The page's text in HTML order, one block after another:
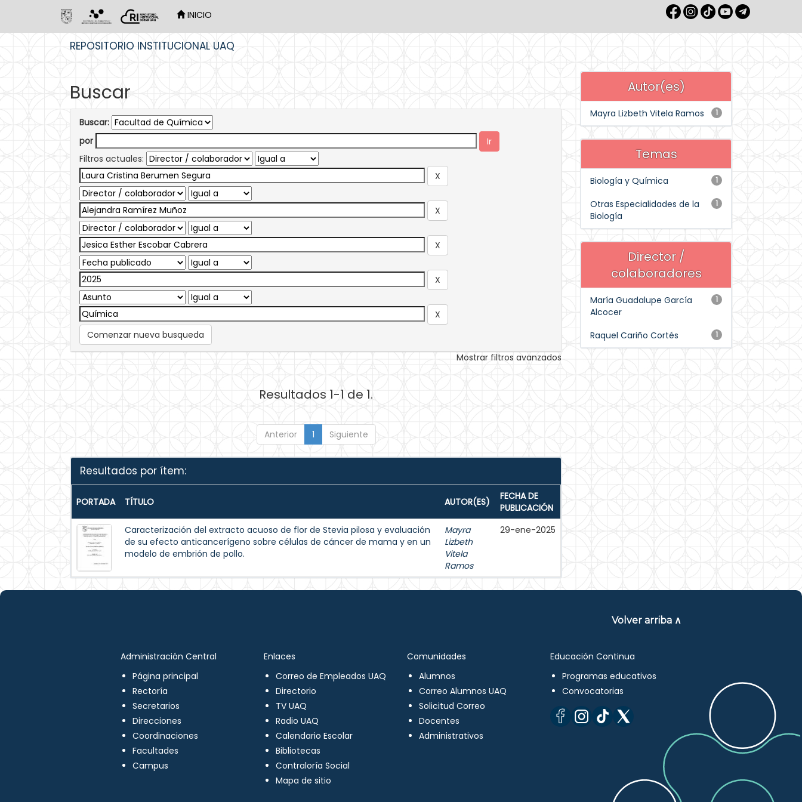
INICIO
REPOSITORIO INSTITUCIONAL UAQ
Buscar
Buscar:
por
Filtros actuales:
Comenzar nueva busqueda
Mostrar filtros avanzados
Resultados 1-1 de 1.
Anterior 1 Siguiente
Resultados por ítem:
PORTADA TÍTULO AUTOR(ES)
FECHA DE
PUBLICACIÓN
Caracterización del extracto acuoso de flor de Stevia pilosa y evaluación
de su efecto anticancerígeno sobre células de cáncer de mama y en un
modelo de embrión de pollo.
Mayra
Lizbeth
Vitela
Ramos
29-ene-2025
Autor(es)
1
Mayra Lizbeth Vitela Ramos
Temas
1
Biología y Química
1
Otras Especialidades de la
Biología
Director /
colaboradores
1
María Guadalupe García
Alcocer
1
Raquel Cariño Cortés
Volver arriba ∧
Administración Central
Página principal
Rectoría
Secretarios
Direcciones
Coordinaciones
Facultades
Campus
Enlaces
Correo de Empleados UAQ
Directorio
TV UAQ
Radio UAQ
Calendario Escolar
Bibliotecas
Contraloría Social
Mapa de sitio
Comunidades
Alumnos
Correo Alumnos UAQ
Solicitud Correo
Docentes
Administrativos
Educación Continua
Programas educativos
Convocatorias